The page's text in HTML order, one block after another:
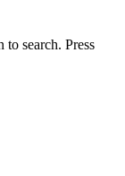
to search. Press